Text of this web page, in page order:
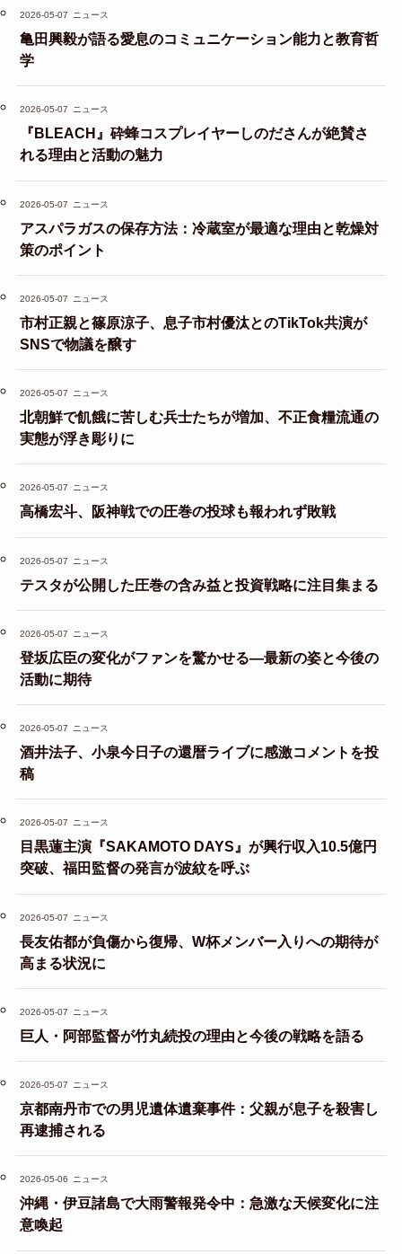
2026-05-07 ニュース
亀田興毅が語る愛息のコミュニケーション能力と教育哲
学
2026-05-07 ニュース
『BLEACH』砕蜂コスプレイヤーしのださんが絶賛さ
れる理由と活動の魅力
2026-05-07 ニュース
アスパラガスの保存方法：冷蔵室が最適な理由と乾燥対
策のポイント
2026-05-07 ニュース
市村正親と篠原涼子、息子市村優汰とのTikTok共演が
SNSで物議を醸す
2026-05-07 ニュース
北朝鮮で飢餓に苦しむ兵士たちが増加、不正食糧流通の
実態が浮き彫りに
2026-05-07 ニュース
高橋宏斗、阪神戦での圧巻の投球も報われず敗戦
2026-05-07 ニュース
テスタが公開した圧巻の含み益と投資戦略に注目集まる
2026-05-07 ニュース
登坂広臣の変化がファンを驚かせる—最新の姿と今後の
活動に期待
2026-05-07 ニュース
酒井法子、小泉今日子の還暦ライブに感激コメントを投
稿
2026-05-07 ニュース
目黒蓮主演『SAKAMOTO DAYS』が興行収入10.5億円
突破、福田監督の発言が波紋を呼ぶ
2026-05-07 ニュース
長友佑都が負傷から復帰、W杯メンバー入りへの期待が
高まる状況に
2026-05-07 ニュース
巨人・阿部監督が竹丸続投の理由と今後の戦略を語る
2026-05-07 ニュース
京都南丹市での男児遺体遺棄事件：父親が息子を殺害し
再逮捕される
2026-05-06 ニュース
沖縄・伊豆諸島で大雨警報発令中：急激な天候変化に注
意喚起